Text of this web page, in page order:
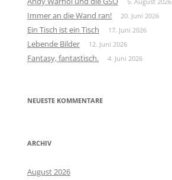
Immer an die Wand ran! 20. Juni 2026
Ein Tisch ist ein Tisch 17. Juni 2026
Lebende Bilder 12. Juni 2026
Fantasy, fantastisch. 4. Juni 2026
NEUESTE KOMMENTARE
ARCHIV
August 2026